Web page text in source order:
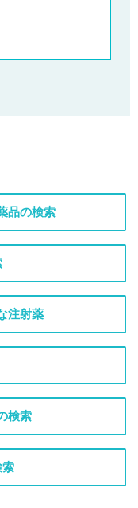
品の検索
注射薬
検索